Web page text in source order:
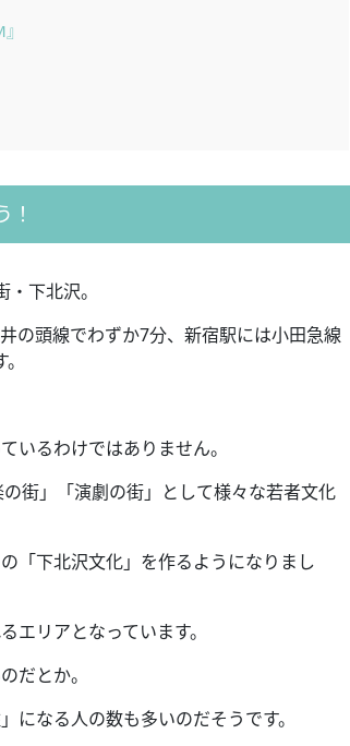
！
下北沢。
の頭線でわずか7分、新宿駅には小田急線
いるわけではありません。
街」「演劇の街」として様々な若者文化
「下北沢文化」を作るようになりまし
リアとなっています。
だとか。
なる人の数も多いのだそうです。